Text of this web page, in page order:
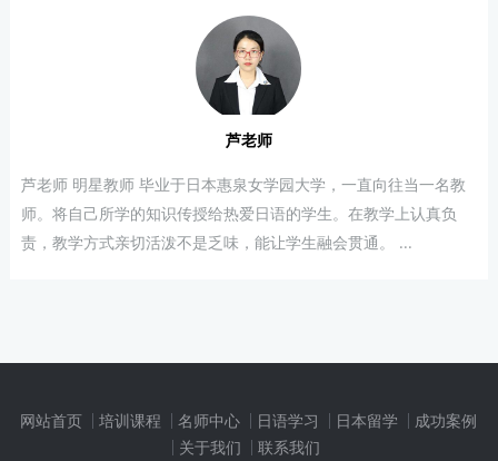
芦老师
芦老师 明星教师 毕业于日本惠泉女学园大学，一直向往当一名教
师。将自己所学的知识传授给热爱日语的学生。在教学上认真负
责，教学方式亲切活泼不是乏味，能让学生融会贯通。 ...
网站首页 培训课程 名师中心 日语学习 日本留学
成功案例
关于我们
联系我们